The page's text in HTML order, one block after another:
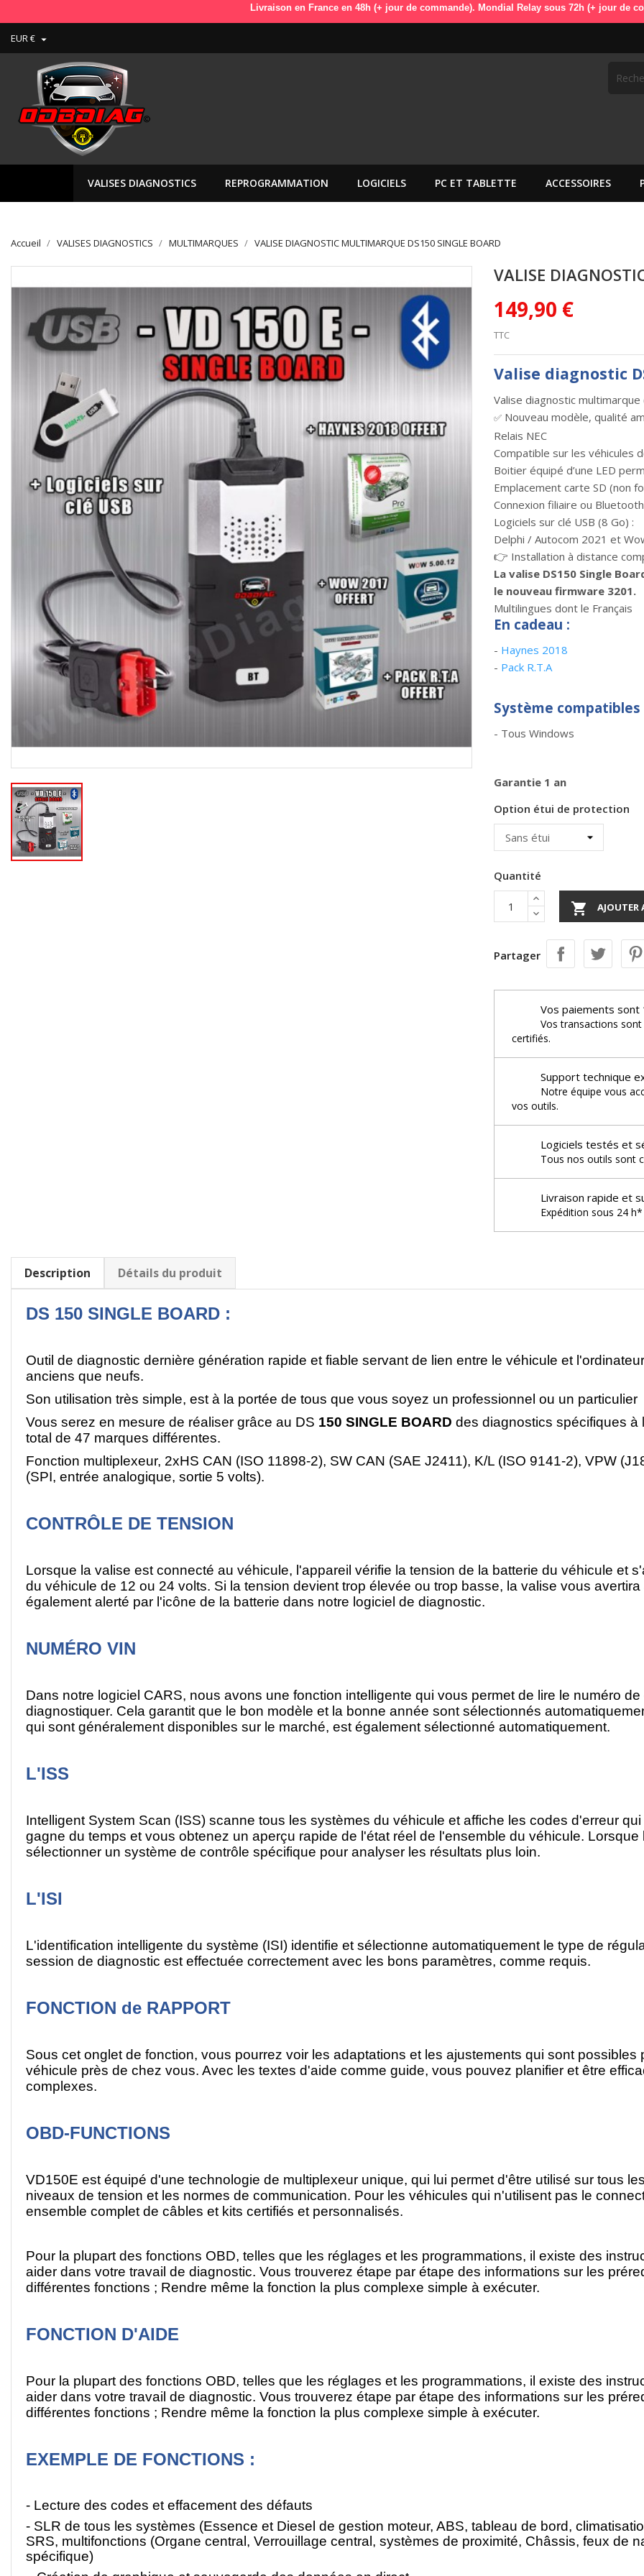
Livraison en France en 48h (+ jour de commande). Mondial Relay sous 72h (+ jour de
EUR € 
VALISES DIAGNOSTICS REPROGRAMMATION LOGICIELS PC ET TABLETTE ACCESSOIRES
Accueil VALISES DIAGNOSTICS MULTIMARQUES VALISE DIAGNOSTIC MULTIMARQUE DS150 SINGLE BOARD
VALISE
149,90 €
TTC
Valise diagnostic
Valise diagnostic
✅ Nouveau modèle, qualité
Relais NEC
Compatible sur les véhicules
Boitier équipé d’une LED
Emplacement carte SD (non
Connexion filiaire ou Bluetooth
Logiciels sur clé USB (8 Go) :
Delphi / Autocom 2021 et
👉 Installation à distance
La valise DS150 Single
le nouveau firmware 3201.
Multilingues dont le Français
En cadeau :
- Haynes 2018
- Pack R.T.A
Système compatibles
- Tous Windows
Garantie 1 an
Option étui de protection
Quantité
 AJOUTER
Partager
Vos paiements sont
Vos transactions
certifiés.
Support technique
Notre équipe vous
vos outils.
Logiciels testés et
Tous nos outils sont
Livraison rapide et
Expédition sous 24
Description Détails du produit
DS 150 SINGLE BOARD :
Outil de diagnostic dernière génération rapide et fiable servant de lien entre le véhicule et
anciens que neufs.
Son utilisation très simple, est à la portée de tous que vous soyez un professionnel ou un particulier
Vous serez en mesure de réaliser grâce au DS 150 SINGLE BOARD des diagnostics spécifiques à
total de 47 marques différentes.
Fonction multiplexeur, 2xHS CAN (ISO 11898-2), SW CAN (SAE J2411), K/L (ISO 9141-2), VPW
(SPI, entrée analogique, sortie 5 volts).
CONTRÔLE DE TENSION
Lorsque la valise est connecté au véhicule, l'appareil vérifie la tension de la batterie du véhicule et
du véhicule de 12 ou 24 volts. Si la tension devient trop élevée ou trop basse, la valise vous
également alerté par l'icône de la batterie dans notre logiciel de diagnostic.
NUMÉRO VIN
Dans notre logiciel CARS, nous avons une fonction intelligente qui vous permet de lire le numéro
diagnostiquer. Cela garantit que le bon modèle et la bonne année sont sélectionnés
qui sont généralement disponibles sur le marché, est également sélectionné automatiquement.
L'ISS
Intelligent System Scan (ISS) scanne tous les systèmes du véhicule et affiche les codes d'erreur
gagne du temps et vous obtenez un aperçu rapide de l'état réel de l'ensemble du véhicule.
sélectionner un système de contrôle spécifique pour analyser les résultats plus loin.
L'ISI
L'identification intelligente du système (ISI) identifie et sélectionne automatiquement le type de
session de diagnostic est effectuée correctement avec les bons paramètres, comme requis.
FONCTION de RAPPORT
Sous cet onglet de fonction, vous pourrez voir les adaptations et les ajustements qui sont
véhicule près de chez vous. Avec les textes d'aide comme guide, vous pouvez planifier et être
complexes.
OBD-FUNCTIONS
VD150E est équipé d'une technologie de multiplexeur unique, qui lui permet d'être utilisé sur tous
niveaux de tension et les normes de communication. Pour les véhicules qui n'utilisent pas le
ensemble complet de câbles et kits certifiés et personnalisés.
Pour la plupart des fonctions OBD, telles que les réglages et les programmations, il existe des
aider dans votre travail de diagnostic. Vous trouverez étape par étape des informations sur les
différentes fonctions ; Rendre même la fonction la plus complexe simple à exécuter.
FONCTION D'AIDE
Pour la plupart des fonctions OBD, telles que les réglages et les programmations, il existe des
aider dans votre travail de diagnostic. Vous trouverez étape par étape des informations sur les
différentes fonctions ; Rendre même la fonction la plus complexe simple à exécuter.
EXEMPLE DE FONCTIONS :
- Lecture des codes et effacement des défauts
- SLR de tous les systèmes (Essence et Diesel de gestion moteur, ABS, tableau de bord,
SRS, multifonctions (Organe central, Verrouillage central, systèmes de proximité, Châssis, feux de
spécifique)